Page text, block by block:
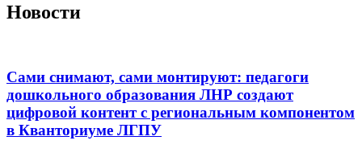
Новости
Сами снимают, сами монтируют: педагоги
дошкольного образования ЛНР создают
цифровой контент с региональным компонентом
в Кванториуме ЛГПУ​